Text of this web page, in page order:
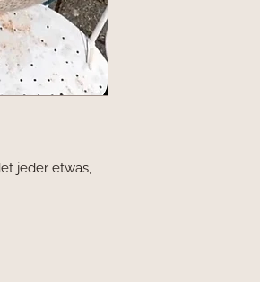
jeder etwas,